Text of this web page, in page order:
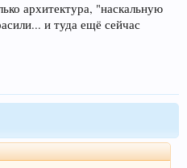
архитектура, "наскальную
и туда ещё сейчас